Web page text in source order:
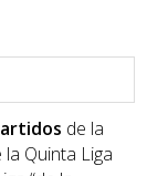
de la
Quinta Liga